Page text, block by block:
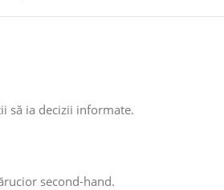
să ia decizii informate.
second-hand.